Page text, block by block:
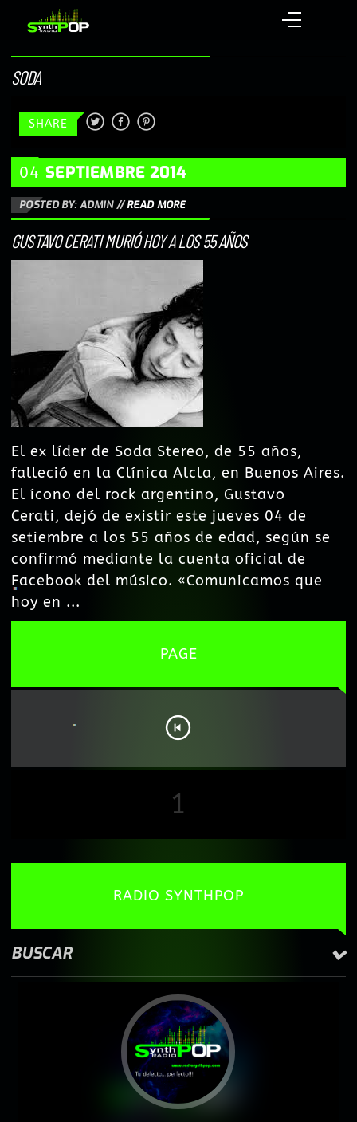
SODA
SHARE
04SEPTIEMBRE 2014
POSTED BY: ADMIN//READ MORE
GUSTAVO CERATI MURIÓ HOY A LOS 55 AÑOS
El ex líder de Soda Stereo, de 55 años,
falleció en la Clínica Alcla, en Buenos Aires.
El ícono del rock argentino, Gustavo
Cerati, dejó de existir este jueves 04 de
setiembre a los 55 años de edad, según se
confirmó mediante la cuenta oficial de
Facebook del músico. «Comunicamos que
hoy en ...
PAGE
1
RADIO SYNTHPOP
BUSCAR